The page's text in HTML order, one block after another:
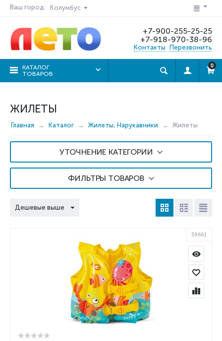
Ваш город: Колумбус
+7-900-255-25-25
+7-918-970-38-96
Контакты Перезвонить
КАТАЛОГ
ТОВАРОВ
0
ЖИЛЕТЫ
Главная Каталог Жилеты, Нарукавники Жилеты
УТОЧНЕНИЕ КАТЕГОРИИ
ФИЛЬТРЫ ТОВАРОВ
Дешевые выше
59661